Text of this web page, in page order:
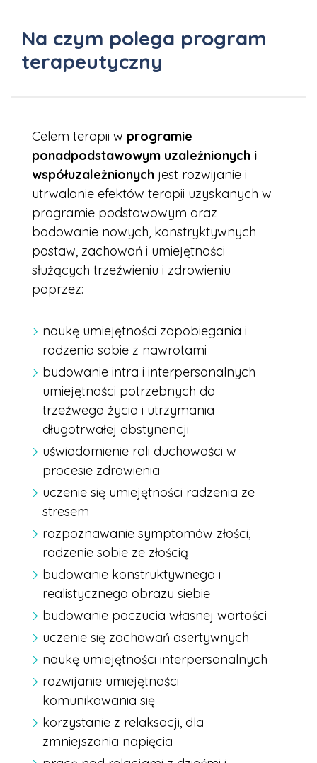
Na czym polega program
terapeutyczny
Celem terapii w programie
ponadpodstawowym uzależnionych i
współuzależnionych jest rozwijanie i
utrwalanie efektów terapii uzyskanych w
programie podstawowym oraz
bodowanie nowych, konstryktywnych
postaw, zachowań i umiejętności
służących trzeźwieniu i zdrowieniu
poprzez:
naukę umiejętności zapobiegania i
radzenia sobie z nawrotami
budowanie intra i interpersonalnych
umiejętności potrzebnych do
trzeźwego życia i utrzymania
długotrwałej abstynencji
uświadomienie roli duchowości w
procesie zdrowienia
uczenie się umiejętności radzenia ze
stresem
rozpoznawanie symptomów złości,
radzenie sobie ze złością
budowanie konstruktywnego i
realistycznego obrazu siebie
budowanie poczucia własnej wartości
uczenie się zachowań asertywnych
naukę umiejętności interpersonalnych
rozwijanie umiejętności
komunikowania się
korzystanie z relaksacji, dla
zmniejszania napięcia